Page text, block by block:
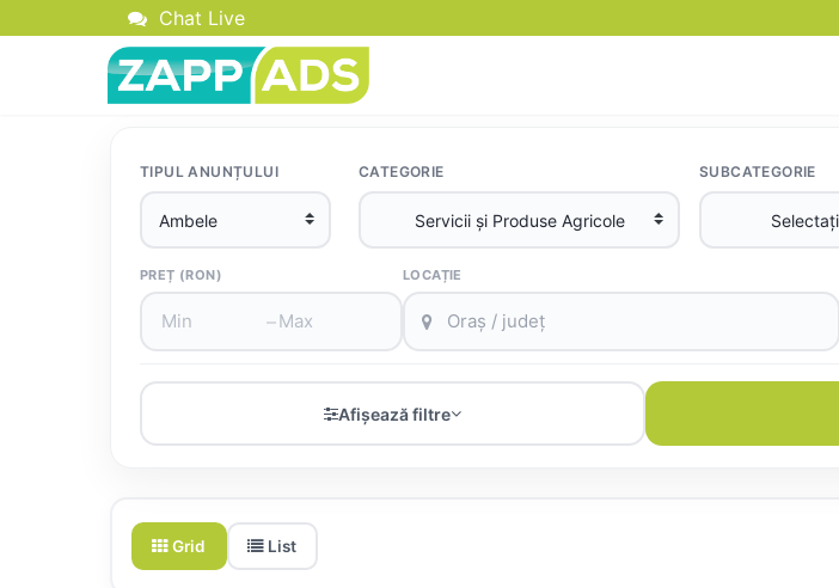
Chat Live
TIPUL ANUNȚULUI CATEGORIE SUBCATEGORIE
PREȚ (RON)
–
LOCAȚIE
Afișează filtre
Grid List